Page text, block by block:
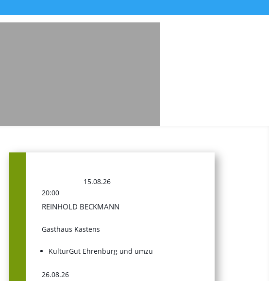
15.08.26
20:00
REINHOLD BECKMANN
Gasthaus Kastens
KulturGut Ehrenburg und umzu
26.08.26